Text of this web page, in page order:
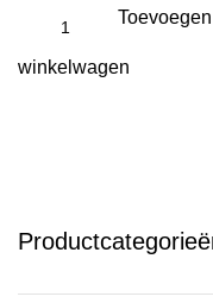
winkelwagen